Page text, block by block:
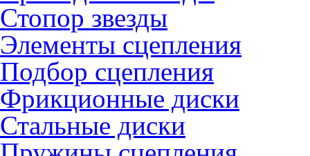
Стопор звезды
Элементы сцепления
Подбор сцепления
Фрикционные диски
Стальные диски